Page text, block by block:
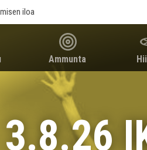
iloa
Ammunta
3.8.26